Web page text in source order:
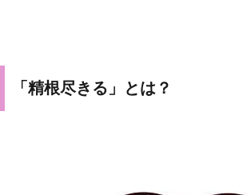
「精根尽きる」とは？